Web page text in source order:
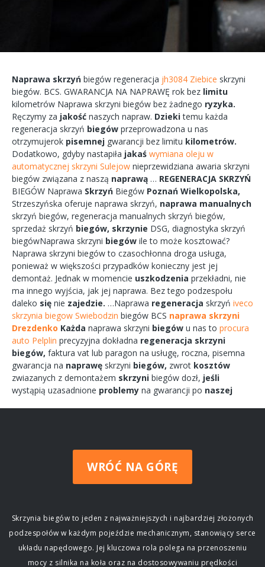
Naprawa skrzyń biegów regeneracja jh3084 Ziebice skrzyni
biegów. BCS. GWARANCJA NA NAPRAWĘ rok bez limitu
kilometrów Naprawa skrzyni biegów bez żadnego ryzyka.
Ręczymy za jakość naszych napraw. Dziekitemu każda
regeneracja skrzyń biegów przeprowadzona u nas
otrzymujerok pisemnej gwarancji bez limitu kilometrów.
Dodatkowo, gdyby nastapiła jakaś wymiana oleju w
automatycznej skrzyni Sulejow nieprzewidziana awaria skrzyni
biegów związana z naszą naprawą … REGENERACJA SKRZYŃ
BIEGÓW Naprawa Skrzyń Biegów Poznań Wielkopolska,
Strzeszyńska oferuje naprawa skrzyń, naprawa manualnych
skrzyń biegów, regeneracja manualnych skrzyń biegów,
sprzedaż skrzyń biegów, skrzynie DSG, diagnostyka skrzyń
biegówNaprawa skrzyni biegów ile to może kosztować?
Naprawa skrzyni biegówto czasochłonna droga usługa,
ponieważ w większości przypadków konieczny jest jej
demontaż. Jednak w momencie uszkodzenia przekładni, nie
ma innego wyjścia, jak jej naprawa. Bez tego podzespołu
daleko się nie zajedzie. …Naprawa regeneracja skrzyń iveco
skrzynia biegow Swiebodzin biegów BCS naprawa skrzyni
Drezdenko Każda naprawa skrzyni biegów u nas to procura
auto Pelplin precyzyjna dokładna regeneracja skrzyni
biegów, faktura vat lub paragon na usługę, roczna, pisemna
gwarancja na naprawę skrzyni biegów, zwrot kosztów
zwiazanych z demontażem skrzyni biegów dozł, jeśli
wystąpią uzasadnione problemy na gwarancji po naszej
WRÓĆ NA GÓRĘ
Skrzynia biegów to jeden z najważniejszych i najbardziej złożonych
podzespołów w każdym pojeździe mechanicznym, stanowiący serce
układu napędowego. Jej kluczowa rola polega na przenoszeniu
mocy z silnika na koła oraz na dostosowywaniu prędkości